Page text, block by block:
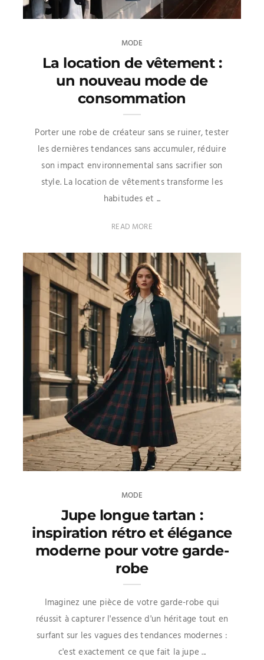
MODE
La location de vêtement :
un nouveau mode de
consommation
Porter une robe de créateur sans se ruiner, tester
les dernières tendances sans accumuler, réduire
son impact environnemental sans sacrifier son
style. La location de vêtements transforme les
habitudes et ...
READ MORE
MODE
Jupe longue tartan :
inspiration rétro et élégance
moderne pour votre garde-
robe
Imaginez une pièce de votre garde-robe qui
réussit à capturer l'essence d'un héritage tout en
surfant sur les vagues des tendances modernes :
c'est exactement ce que fait la jupe ...